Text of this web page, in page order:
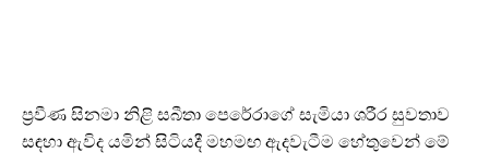
ප්‍රවීණ සිනමා නිළි සබීතා පෙරේරාගේ සැමියා ශරීර සුවතාව
සඳහා ඇවිද යමින් සිටියදී මහමඟ ඇදවැටීම හේතුවෙන් මේ